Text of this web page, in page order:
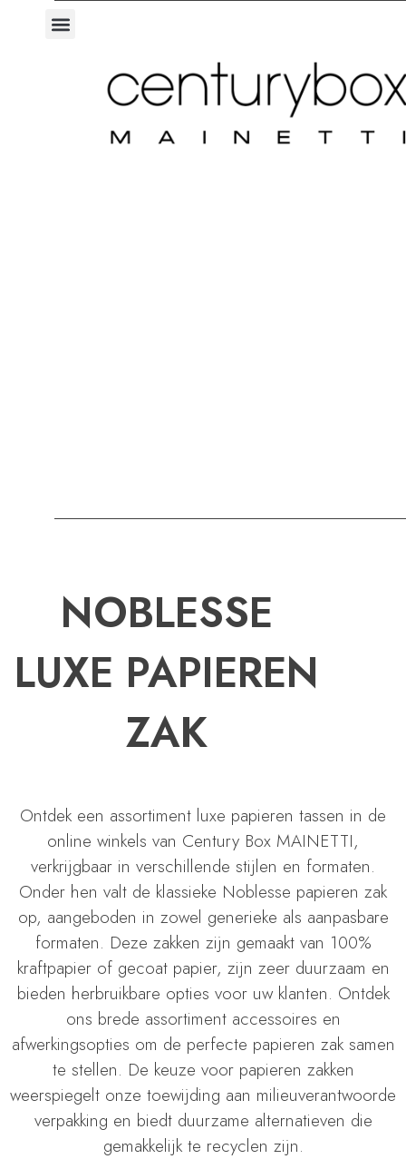
NOBLESSE
LUXE PAPIEREN
ZAK
Ontdek een assortiment luxe papieren tassen in de
online winkels van Century Box MAINETTI,
verkrijgbaar in verschillende stijlen en formaten.
Onder hen valt de klassieke Noblesse papieren zak
op, aangeboden in zowel generieke als aanpasbare
formaten. Deze zakken zijn gemaakt van 100%
kraftpapier of gecoat papier, zijn zeer duurzaam en
bieden herbruikbare opties voor uw klanten. Ontdek
ons brede assortiment accessoires en
afwerkingsopties om de perfecte papieren zak samen
te stellen. De keuze voor papieren zakken
weerspiegelt onze toewijding aan milieuverantwoorde
verpakking en biedt duurzame alternatieven die
gemakkelijk te recyclen zijn.